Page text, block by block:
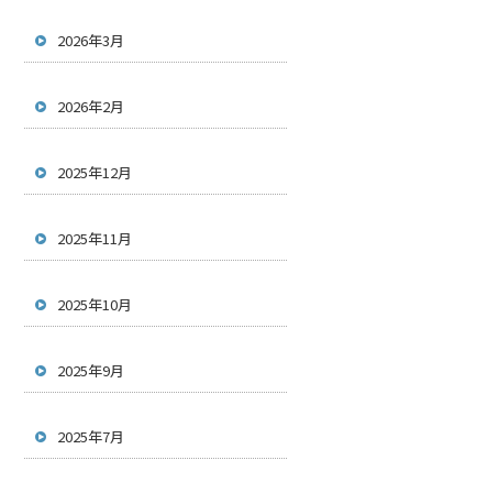
2026年3月
2026年2月
2025年12月
2025年11月
2025年10月
2025年9月
2025年7月